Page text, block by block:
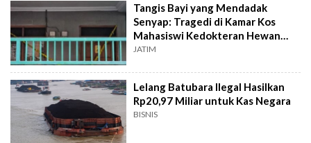
Tangis Bayi yang Mendadak
Senyap: Tragedi di Kamar Kos
Mahasiswi Kedokteran Hewan
Surabaya
JATIM
Lelang Batubara Ilegal Hasilkan
Rp20,97 Miliar untuk Kas Negara
BISNIS